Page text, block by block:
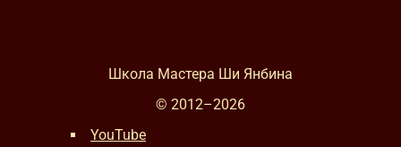
Школа Мастера Ши Янбина
© 2012–2026
YouTube